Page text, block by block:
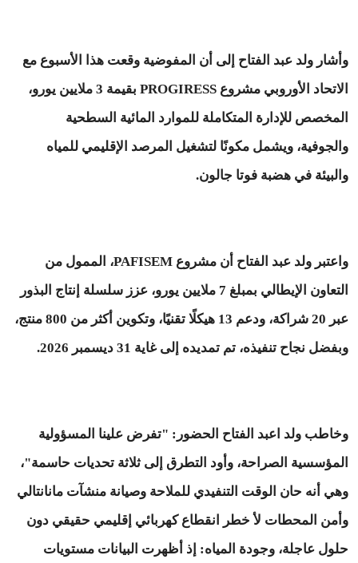
وأشار ولد عبد الفتاح إلى أن المفوضية وقعت هذا الأسبوع مع
الاتحاد الأوروبي مشروع PROGIRESS بقيمة 3 ملايين يورو،
المخصص للإدارة المتكاملة للموارد المائية السطحية
والجوفية، ويشمل مكونًا لتشغيل المرصد الإقليمي للمياه
والبيئة في هضبة فوتا جالون.
واعتبر ولد عبد الفتاح أن مشروع PAFISEM، الممول من
التعاون الإيطالي بمبلغ 7 ملايين يورو، عزز سلسلة إنتاج البذور
عبر 20 شراكة، ودعم 13 هيكلًا تقنيًا، وتكوين أكثر من 800 منتج،
وبفضل نجاح تنفيذه، تم تمديده إلى غاية 31 ديسمبر 2026.
وخاطب ولد اعبد الفتاح الحضور: "تفرض علينا المسؤولية
المؤسسية الصراحة، وأود التطرق إلى ثلاثة تحديات حاسمة"،
وهي أنه حان الوقت التنفيدي للملاحة وصيانة منشآت مانانتالي
وأمن المحطات لأ خطر انقطاع كهربائي إقليمي حقيقي دون
حلول عاجلة، وجودة المياه: إذ أظهرت البيانات مستويات